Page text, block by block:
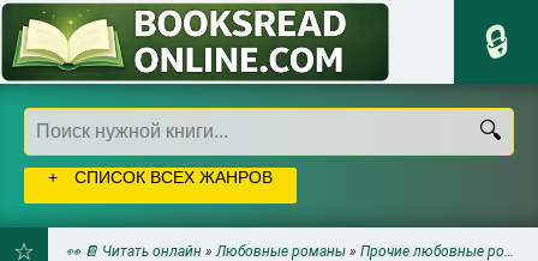
СПИСОК ВСЕХ ЖАНРОВ
👀 📔 Читать онлайн »Любовные романы » Прочие любовные романы